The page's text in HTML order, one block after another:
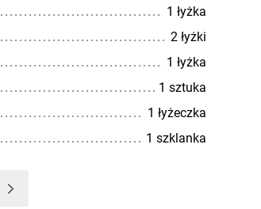
1 łyżka
2 łyżki
1 łyżka
1 sztuka
1 łyżeczka
1 szklanka